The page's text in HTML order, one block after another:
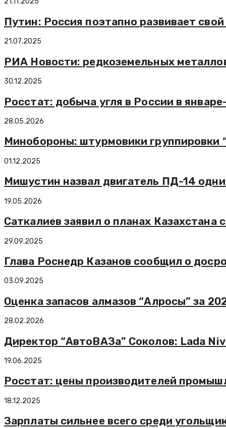
Путин: Россия поэтапно развивает
21.07.2025
РИА Новости: редкоземельных
30.12.2025
Росстат: добыча угля в России в
28.05.2026
Минобороны: штурмовики
01.12.2025
Мишустин назвал двигатель ПД-14
19.05.2026
Саткалиев заявил о планах
29.09.2025
Глава Роснедр Казанов сообщил о
03.09.2025
Оценка запасов алмазов “Алросы” за
28.02.2026
Директор “АвтоВАЗа” Соколов: Lada
19.06.2025
Росстат: цены производителей
18.12.2025
Зарплаты сильнее всего среди